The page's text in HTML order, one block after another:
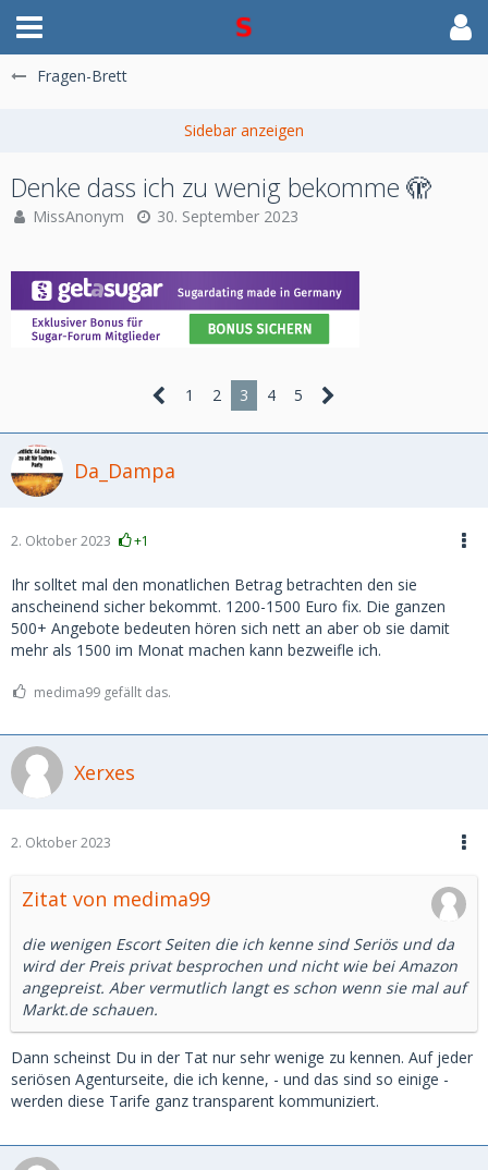
Fragen-Brett
Denke dass ich zu wenig bekomme 🫣
MissAnonym 30. September 2023
1 2 3 4 5
Da_Dampa
2. Oktober 2023 +1
Ihr solltet mal den monatlichen Betrag betrachten den sie
anscheinend sicher bekommt. 1200-1500 Euro fix. Die ganzen
500+ Angebote bedeuten hören sich nett an aber ob sie damit
mehr als 1500 im Monat machen kann bezweifle ich.
medima99 gefällt das.
Xerxes
2. Oktober 2023
Zitat von medima99
die wenigen Escort Seiten die ich kenne sind Seriös und da
wird der Preis privat besprochen und nicht wie bei Amazon
angepreist. Aber vermutlich langt es schon wenn sie mal auf
Markt.de schauen.
Dann scheinst Du in der Tat nur sehr wenige zu kennen. Auf jeder
seriösen Agenturseite, die ich kenne, - und das sind so einige -
werden diese Tarife ganz transparent kommuniziert.